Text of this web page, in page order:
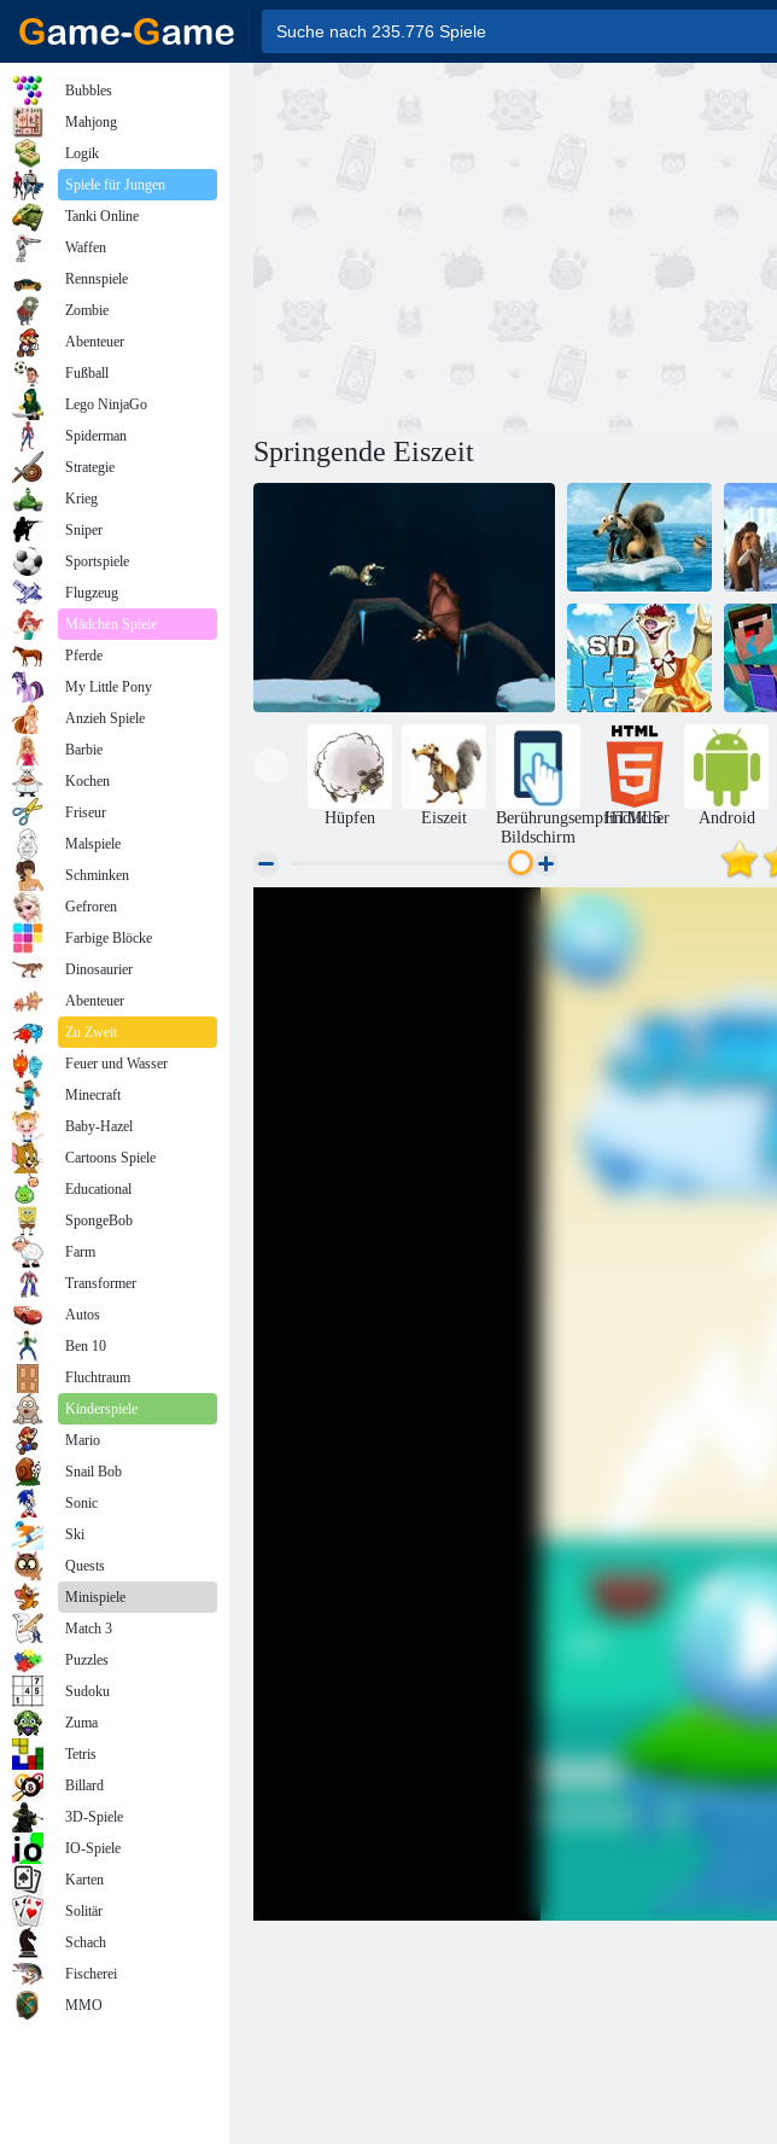
Springende Eiszeit
Ice Age 4.
Färbung
Sid-Eiszeit
Hüpfen Eiszeit
Berührungsempfindlicher
Bildschirm
HTML5 Android
Bubbles
Mahjong
Logik
Spiele für Jungen
Tanki Online
Waffen
Rennspiele
Zombie
Abenteuer
Fußball
Lego NinjaGo
Spiderman
Strategie
Krieg
Sniper
Sportspiele
Flugzeug
Mädchen Spiele
Pferde
My Little Pony
Anzieh Spiele
Barbie
Kochen
Friseur
Malspiele
Schminken
Gefroren
Farbige Blöcke
Dinosaurier
Abenteuer
Zu Zweit
Feuer und Wasser
Minecraft
Baby-Hazel
Cartoons Spiele
Educational
SpongeBob
Farm
Transformer
Autos
Ben 10
Fluchtraum
Kinderspiele
Mario
Snail Bob
Sonic
Ski
Quests
Minispiele
Match 3
Puzzles
Sudoku
Zuma
Tetris
Billard
3D-Spiele
IO-Spiele
Karten
Solitär
Schach
Fischerei
MMO